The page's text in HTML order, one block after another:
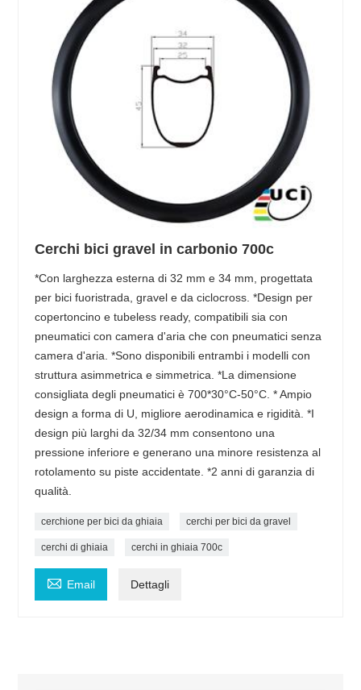
Cerchi bici gravel in carbonio 700c
*Con larghezza esterna di 32 mm e 34 mm, progettata
per bici fuoristrada, gravel e da ciclocross. *Design per
copertoncino e tubeless ready, compatibili sia con
pneumatici con camera d'aria che con pneumatici senza
camera d'aria. *Sono disponibili entrambi i modelli con
struttura asimmetrica e simmetrica. *La dimensione
consigliata degli pneumatici è 700*30°C-50°C. * Ampio
design a forma di U, migliore aerodinamica e rigidità. *I
design più larghi da 32/34 mm consentono una
pressione inferiore e generano una minore resistenza al
rotolamento su piste accidentate. *2 anni di garanzia di
qualità.
cerchione per bici da ghiaia cerchi per bici da gravel
cerchi di ghiaia cerchi in ghiaia 700c
 Email Dettagli